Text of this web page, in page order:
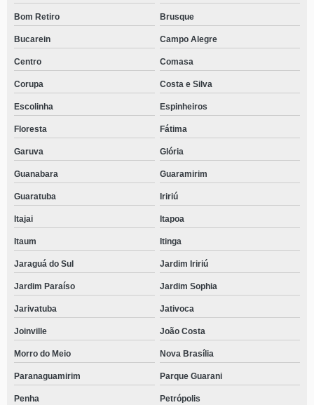
Bom Retiro Brusque
Bucarein Campo Alegre
Centro Comasa
Corupa Costa e Silva
Escolinha Espinheiros
Floresta Fátima
Garuva Glória
Guanabara Guaramirim
Guaratuba Iririú
Itajai Itapoa
Itaum Itinga
Jaraguá do Sul Jardim Iririú
Jardim Paraíso Jardim Sophia
Jarivatuba Jativoca
Joinville João Costa
Morro do Meio Nova Brasília
Paranaguamirim Parque Guarani
Penha Petrópolis